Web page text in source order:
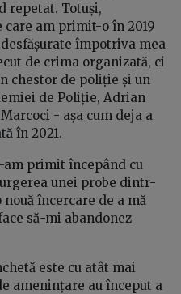
repetat. Totuși,
am primit-o în 2019
împotriva mea
de crima organizată, ci
chestor de poliție și un
de Poliție, Adrian
- așa cum deja a
în 2021.
primit începând cu
unei probe dintr-
încercare de a mă
să-mi abandonez
este cu atât mai
amenințare au început a